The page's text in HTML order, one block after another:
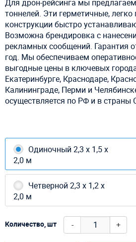
Для дрон-рейсинга мы
тоннелей. Эти герметичные,
конструкции быстро
Возможна брендировка с
рекламных сообщений. Гарантия
год. Мы обеспечиваем
выгодные цены в ключевых
Екатеринбурге, Краснодаре,
Калининграде, Перми и
осуществляется по РФ и в страны
Одиночный 2,3 х 1,5 х
2,0 м
Четверной 2,3 х 1,2 х
2,0 м
Количество, шт - +